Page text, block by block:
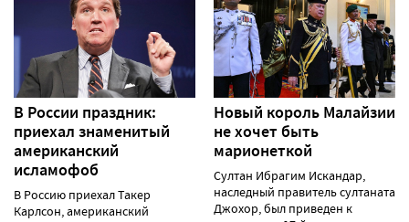
В России праздник:
приехал знаменитый
американский
исламофоб
В Россию приехал Такер
Карлсон, американский
Новый король Малайзии
не хочет быть
марионеткой
Султан Ибрагим Искандар,
наследный правитель султаната
Джохор, был приведен к